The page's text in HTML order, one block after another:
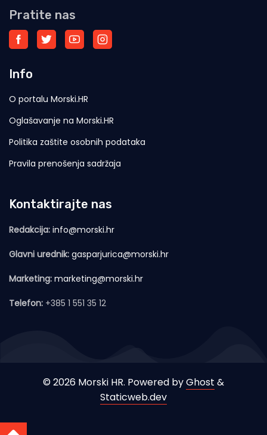
Pratite nas
Info
O portalu Morski.HR
Oglašavanje na Morski.HR
Politika zaštite osobnih podataka
Pravila prenošenja sadržaja
Kontaktirajte nas
Redakcija: info@morski.hr
Glavni urednik: gasparjurica@morski.hr
Marketing: marketing@morski.hr
Telefon: +385 1 551 35 12
© 2026 Morski HR. Powered byGhost &
Staticweb.dev